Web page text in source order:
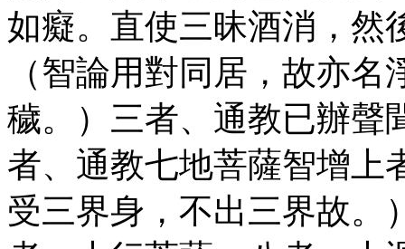
如癡。直使三昧酒消，然
（智論用對同居，故亦
穢。）三者、通教已辦聲
者、通教七地菩薩智增上
受三界身，不出三界故。